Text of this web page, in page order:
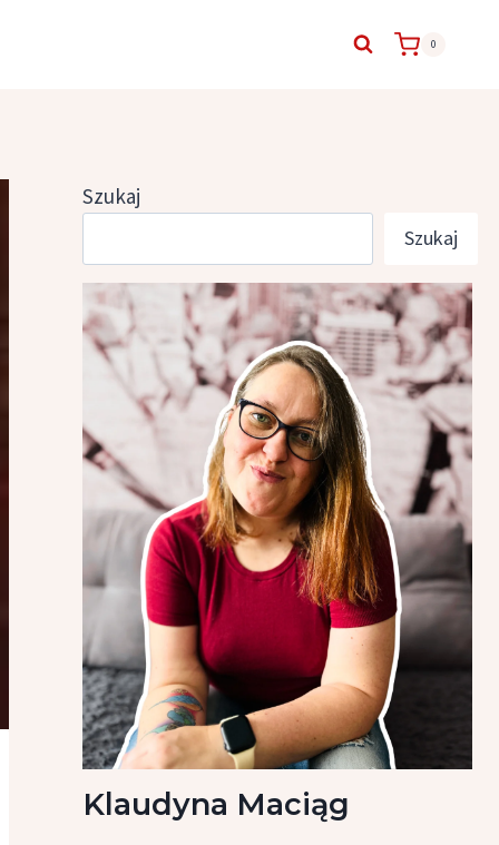
0
Szukaj
Szukaj
Klaudyna Maciąg